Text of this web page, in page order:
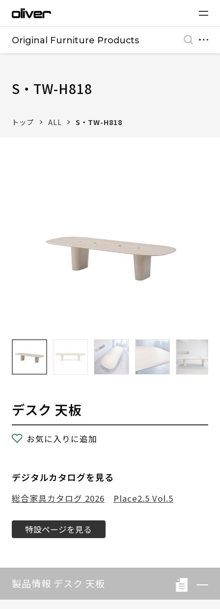
Original Furniture Products
S・TW-H818
トップ ALL S・TW-H818
デスク 天板
お気に入りに追加
デジタルカタログを見る
総合家具カタログ 2026 Place2.5 Vol.5
特設ページを見る
製品情報 デスク 天板